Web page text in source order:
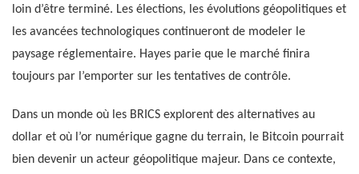
loin d’être terminé. Les élections, les évolutions géopolitiques et
les avancées technologiques continueront de modeler le
paysage réglementaire. Hayes parie que le marché finira
toujours par l’emporter sur les tentatives de contrôle.
Dans un monde où les BRICS explorent des alternatives au
dollar et où l’or numérique gagne du terrain, le Bitcoin pourrait
bien devenir un acteur géopolitique majeur. Dans ce contexte,